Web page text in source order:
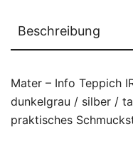
Beschreibung
Mater – Info Teppich
dunkelgrau / silber /
praktisches